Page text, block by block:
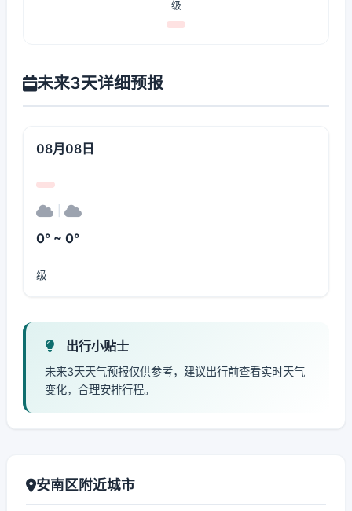
级
未来3天详细预报
08月08日
0° ~ 0°
级
出行小贴士
未来3天天气预报仅供参考，建议出行前查看实时天气
变化，合理安排行程。
安南区附近城市